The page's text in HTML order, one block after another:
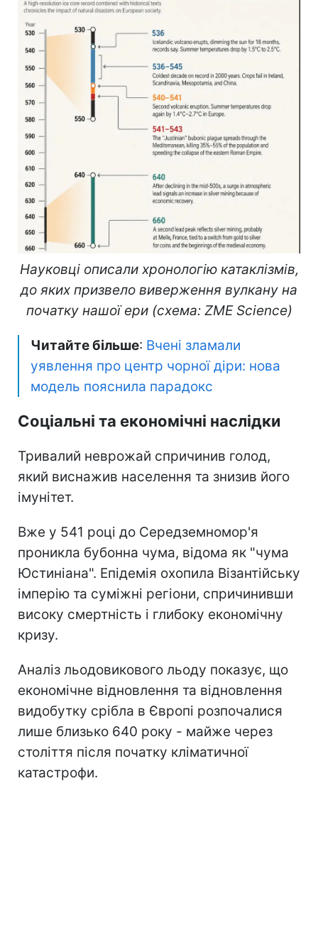
Науковці описали хронологію катаклізмів,
до яких призвело виверження вулкану на
початку нашої ери (схема: ZME Science)
Читайте більше: Вчені зламали
уявлення про центр чорної діри: нова
модель пояснила парадокс
Соціальні та економічні наслідки
Тривалий неврожай спричинив голод,
який виснажив населення та знизив його
імунітет.
Вже у 541 році до Середземномор'я
проникла бубонна чума, відома як "чума
Юстиніана". Епідемія охопила Візантійську
імперію та суміжні регіони, спричинивши
високу смертність і глибоку економічну
кризу.
Аналіз льодовикового льоду показує, що
економічне відновлення та відновлення
видобутку срібла в Європі розпочалися
лише близько 640 року - майже через
століття після початку кліматичної
катастрофи.